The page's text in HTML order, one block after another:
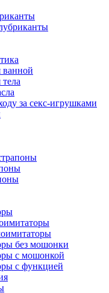
ванной
за секс-игрушками
без мошонки
с мошонкой
с функцией